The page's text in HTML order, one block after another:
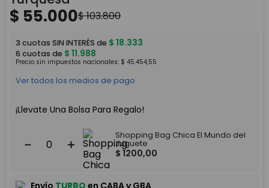
$ 55.000$103.800
3 cuotas SIN INTERÉS de $ 18.333
6 cuotas de $ 11.988
Precio sin impuestos nacionales: $ 45.454,55
Ver todos los medios de pago
¡Llevate Una Bolsa Para Regalo!
＋
－
Shopping Bag Chica El Mundo del
Juguete
$ 1200,00
Envío TURBO en CABA y GBA